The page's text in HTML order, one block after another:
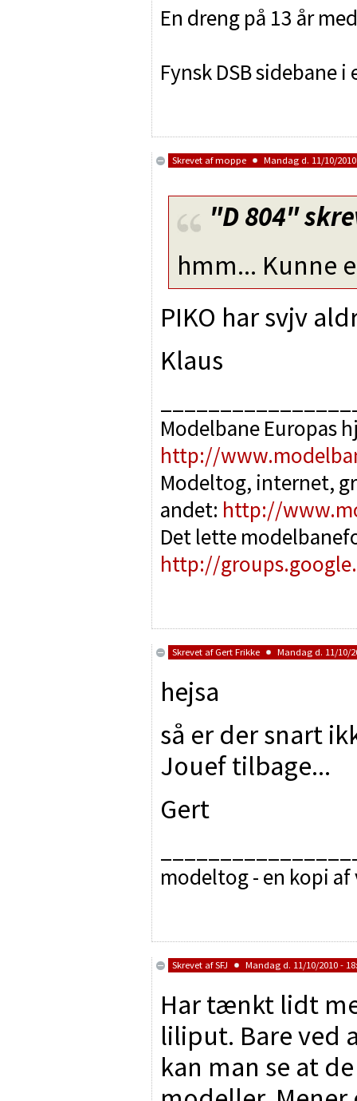
En dreng på 13 år
Fynsk DSB sidebane i
Skrevet afmoppe Mandag d. 11/10/
"D 804"
hmm... Kunne
PIKO har svjv
Klaus
Modelbane Europas
http://
Modeltog, internet,
andet: http://
Det lette
http://
Skrevet af Gert Frikke Mandag d. 11/10/
hejsa
så er der snart
Jouef tilbage...
Gert
modeltog - en kopi
Skrevet afSFJ Mandag d. 11/10/2010 -
Har tænkt lidt
liliput. Bare ved
kan man se at